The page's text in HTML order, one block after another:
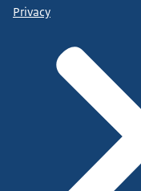
Privacy